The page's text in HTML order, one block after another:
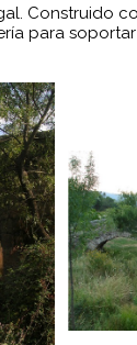
Construido
para